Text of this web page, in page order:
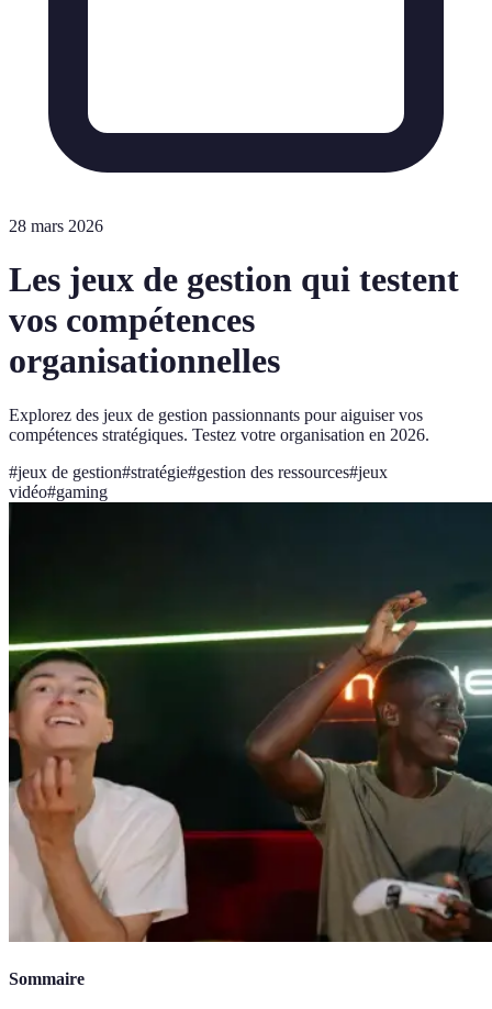
28 mars 2026
Les jeux de gestion qui testent
vos compétences
organisationnelles
Explorez des jeux de gestion passionnants pour aiguiser vos
compétences stratégiques. Testez votre organisation en 2026.
#jeux de gestion#stratégie#gestion des ressources#jeux
vidéo#gaming
Sommaire